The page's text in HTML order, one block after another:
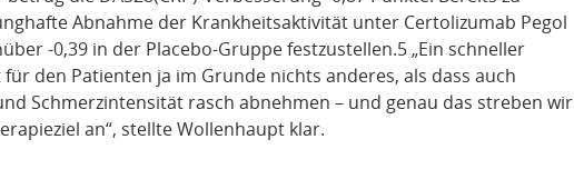
Abnahme der Krankheitsaktivität unter Certolizumab Pegol
-0,39 in der Placebo-Gruppe festzustellen.5 „Ein schneller
für den Patienten ja im Grunde nichts anderes, als dass auch
Schmerzintensität rasch abnehmen – und genau das streben wir
an“, stellte Wollenhaupt klar.